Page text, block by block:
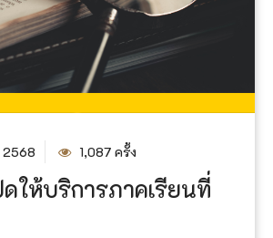
2568 1,087 ครั้ง
ให้บริการภาคเรียนที่